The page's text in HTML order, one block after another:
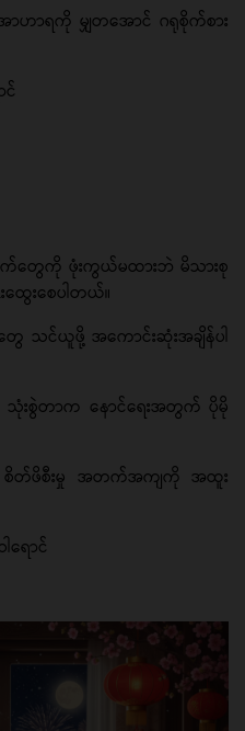
ာဟာရကို မျှတအောင် ဂရုစိုက်စား
င်
ျက်တွေကို ဖုံးကွယ်မထားဘဲ မိသားစု
းစေပါတယ်။
င်ယူဖို့ အကောင်းဆုံးအချိန်ပါ
း သုံးစွဲတာက နောင်ရေးအတွက် ပိုမို
န်နဲ့ စိတ်ဖိစီးမှု အတက်အကျကို အထူး
ရောင်